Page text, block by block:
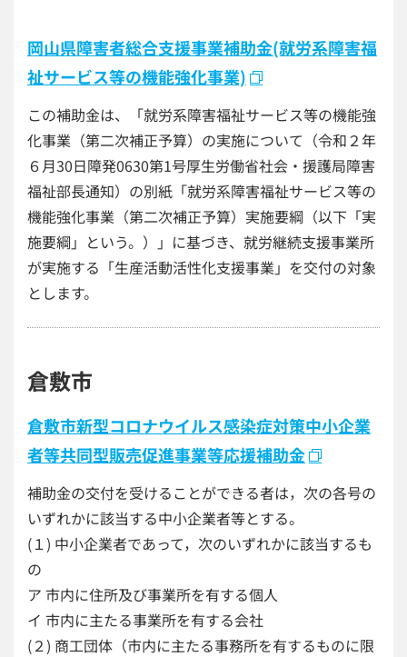
岡山県障害者総合支援事業補助金(就労系障害福
祉サービス等の機能強化事業)
この補助金は、「就労系障害福祉サービス等の機能強
化事業（第二次補正予算）の実施について（令和２年
６月30日障発0630第1号厚生労働省社会・援護局障害
福祉部長通知）の別紙「就労系障害福祉サービス等の
機能強化事業（第二次補正予算）実施要綱（以下「実
施要綱」という。）」に基づき、就労継続支援事業所
が実施する「生産活動活性化支援事業」を交付の対象
とします。
倉敷市
倉敷市新型コロナウイルス感染症対策中小企業
者等共同型販売促進事業等応援補助金
補助金の交付を受けることができる者は，次の各号の
いずれかに該当する中小企業者等とする。
(１) 中小企業者であって，次のいずれかに該当するも
の
ア 市内に住所及び事業所を有する個人
イ 市内に主たる事業所を有する会社
(２) 商工団体（市内に主たる事務所を有するものに限